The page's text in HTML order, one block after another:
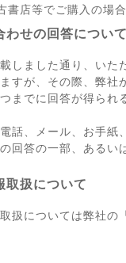
書店等でご購入の場
わせの回答について
しました通り、いた
すが、その際、弊社
までに回答が得られ
話、メール、お手紙
回答の一部、あるい
取扱について
扱については弊社の「